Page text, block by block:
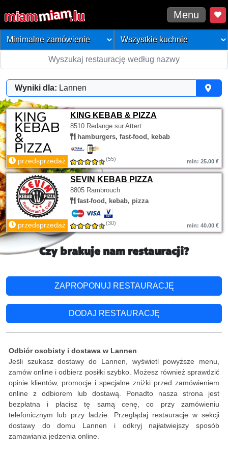
Menu
Wyniki dla: Lannen
KING KEBAB & PIZZA
8510 Redange sur Attert
hamburgers, fast-food, kebab
przedsprzedaż (55) min: 25.00 €
SEVIN KEBAB PIZZA
8805 Rambrouch
fast-food, kebab, pizza
przedsprzedaż (30) min: 40.00 €
Czy brakuje nam restauracji?
ZAPROPONUJ RESTAURACJĘ
DODAJ RESTAURACJĘ
Odbiór osobisty i dostawa w Lannen
Jeśli szukasz dostawy do Lannen, wyświetl powyższe menu,
zamów online i odbierz posiłki szybko. Możesz również sprawdzić
opinie klientów, promocje i specjalne zniżki przed zamówieniem
online z odbiorem lub dostawą. Ponadto nasza strona jest
bezpłatna i płacisz tę samą cenę, co przy zamówieniu
telefonicznym lub przy ladzie. Przeglądaj restauracje w sekcji
dostawy do domu Lannen i odkryj najłatwiejszy sposób
zamawiania jedzenia online.